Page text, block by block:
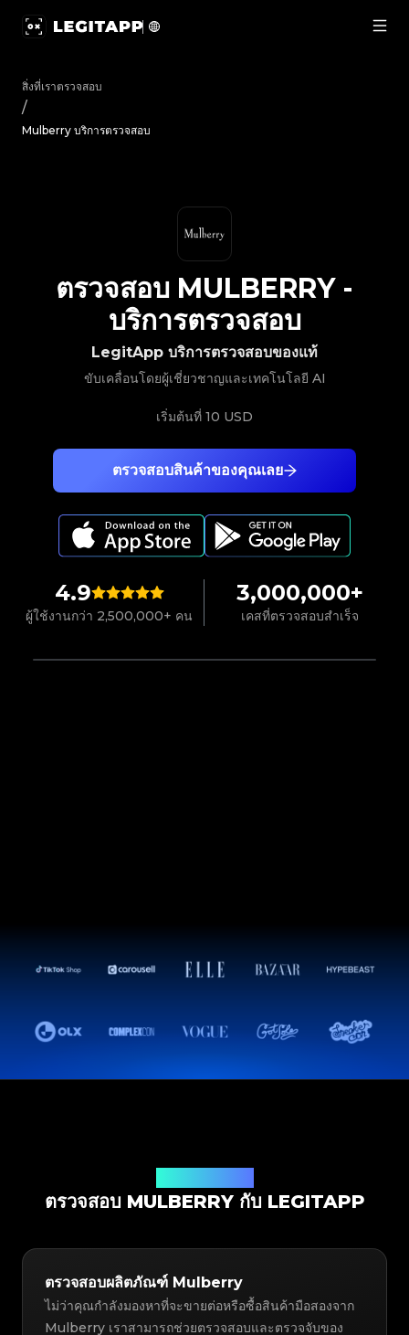
สิ่งที่เราตรวจสอบ
/
Mulberry บริการตรวจสอบ
4.9
ผู้ใช้งานกว่า 2,500,000+ คน
3,000,000+
เคสที่ตรวจสอบสำเร็จ
ตรวจสอบสินค้าของคุณเลย
LegitApp บริการตรวจสอบของแท้
ขับเคลื่อนโดยผู้เชี่ยวชาญและเทคโนโลยี AI
เริ่มต้นที่ 10 USD
ตรวจสอบ MULBERRY-
บริการตรวจสอบ
ตรวจสอบ MULBERRY กับ LEGITAPP
ตรวจสอบผลิตภัณฑ์ Mulberry
ไม่ว่าคุณกำลังมองหาที่จะขายต่อหรือซื้อสินค้ามือสองจาก
Mulberry เราสามารถช่วยตรวจสอบและตรวจจับของ